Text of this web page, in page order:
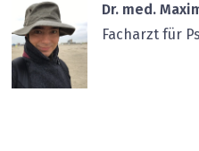
Dr. med.
Facharzt für